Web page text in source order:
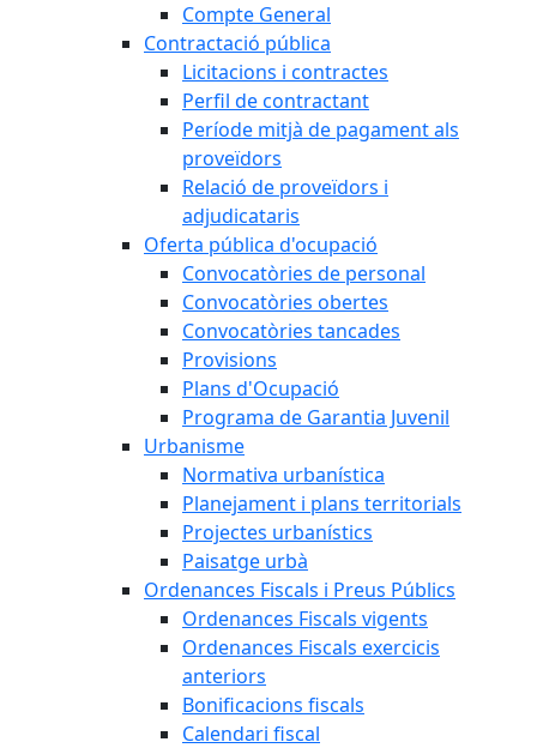
Compte General
Contractació pública
Licitacions i contractes
Perfil de contractant
Període mitjà de pagament als
proveïdors
Relació de proveïdors i
adjudicataris
Oferta pública d'ocupació
Convocatòries de personal
Convocatòries obertes
Convocatòries tancades
Provisions
Plans d'Ocupació
Programa de Garantia Juvenil
Urbanisme
Normativa urbanística
Planejament i plans territorials
Projectes urbanístics
Paisatge urbà
Ordenances Fiscals i Preus Públics
Ordenances Fiscals vigents
Ordenances Fiscals exercicis
anteriors
Bonificacions fiscals
Calendari fiscal